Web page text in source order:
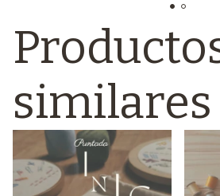
similares